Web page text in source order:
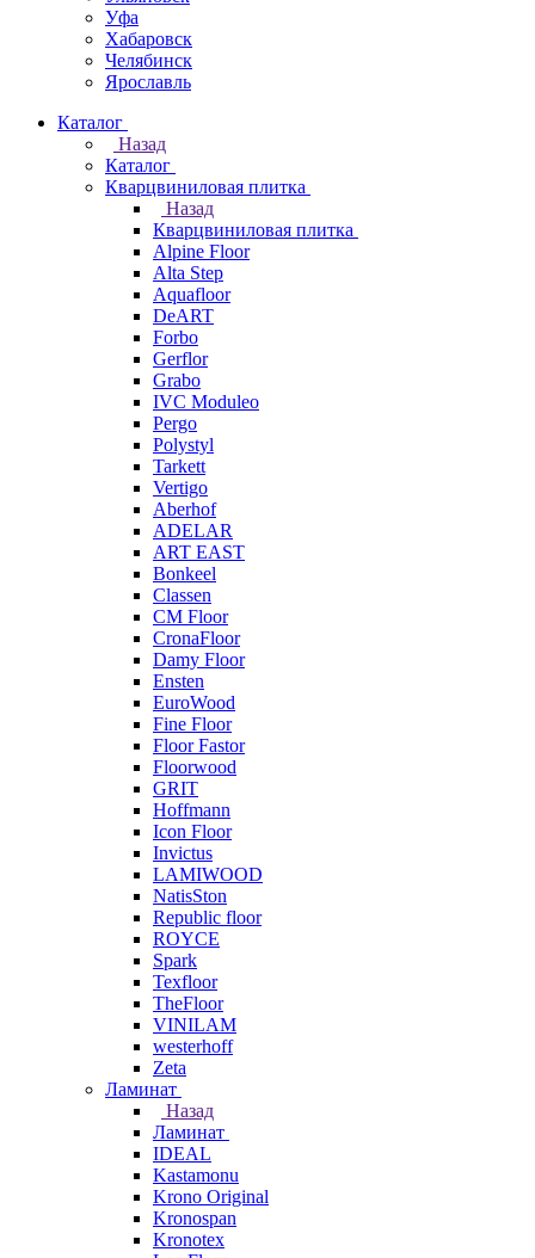
Уфа
Хабаровск
Челябинск
Ярославль
Каталог
Назад
Каталог
Кварцвиниловая плитка
Назад
Кварцвиниловая плитка
Alpine Floor
Alta Step
Aquafloor
DeART
Forbo
Gerflor
Grabo
IVC Moduleo
Pergo
Polystyl
Tarkett
Vertigo
Aberhof
ADELAR
ART EAST
Bonkeel
Classen
CM Floor
CronaFloor
Damy Floor
Ensten
EuroWood
Fine Floor
Floor Fastor
Floorwood
GRIT
Hoffmann
Icon Floor
Invictus
LAMIWOOD
NatisSton
Republic floor
ROYCE
Spark
Texfloor
TheFloor
VINILAM
westerhoff
Zeta
Ламинат
Назад
Ламинат
IDEAL
Kastamonu
Krono Original
Kronospan
Kronotex